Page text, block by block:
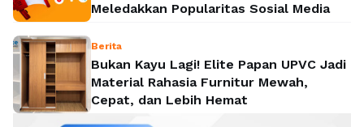
Meledakkan Popularitas Sosial Media
Berita
Bukan Kayu Lagi! Elite Papan UPVC Jadi
Material Rahasia Furnitur Mewah,
Cepat, dan Lebih Hemat